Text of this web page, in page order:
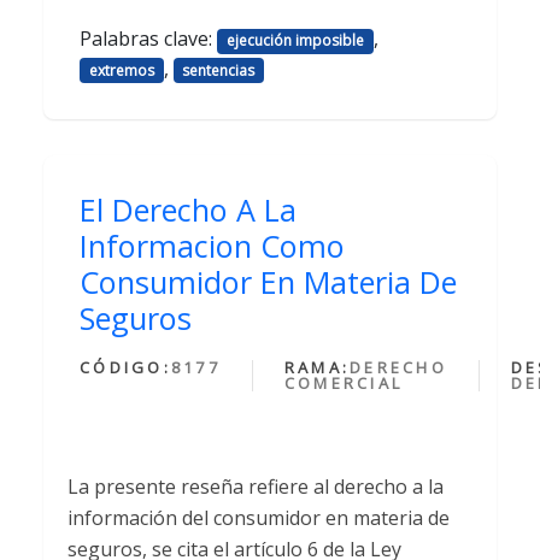
Palabras clave: ejecución imposible ,
extremos , sentencias
El Derecho A La
Informacion Como
Consumidor En Materia De
Seguros
CÓDIGO: 8177 RAMA: DERECHO
COMERCIAL
La presente reseña refiere al derecho a la
información del consumidor en materia de
seguros, se cita el artículo 6 de la Ley